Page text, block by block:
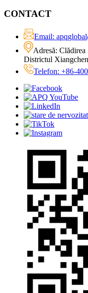
CONTACT
Email:
Adresă: Clădirea
Districtul
Telefon: +86-